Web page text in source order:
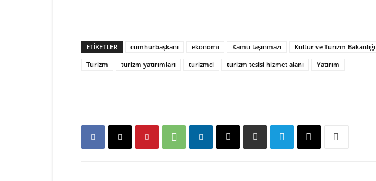
ETIKETLER cumhurbaşkanı ekonomi Kamu taşınmazı Kültür ve Turizm Bakanlığı
Turizm
turizm yatırımları turizmci turizm tesisi hizmet alanı Yatırım